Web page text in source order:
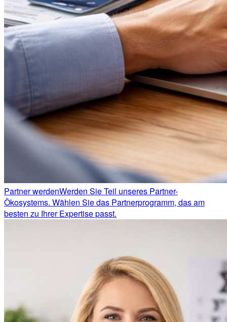
Partner werdenWerden Sie Teil unseres Partner-
Ökosystems. Wählen Sie das Partnerprogramm, das am
besten zu Ihrer Expertise passt.